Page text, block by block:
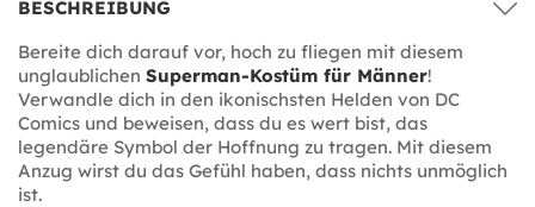
BESCHREIBUNG
Bereite dich darauf vor, hoch zu fliegen mit diesem
unglaublichen Superman-Kostüm für Männer!
Verwandle dich in den ikonischsten Helden von DC
Comics und beweisen, dass du es wert bist, das
legendäre Symbol der Hoffnung zu tragen. Mit diesem
Anzug wirst du das Gefühl haben, dass nichts unmöglich
ist.